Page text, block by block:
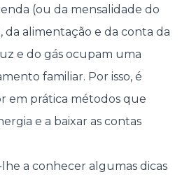
(ou da mensalidade do
da alimentação e da conta da
e do gás ocupam uma
familiar. Por isso, é
em prática métodos que
e a baixar as contas
a conhecer algumas dicas